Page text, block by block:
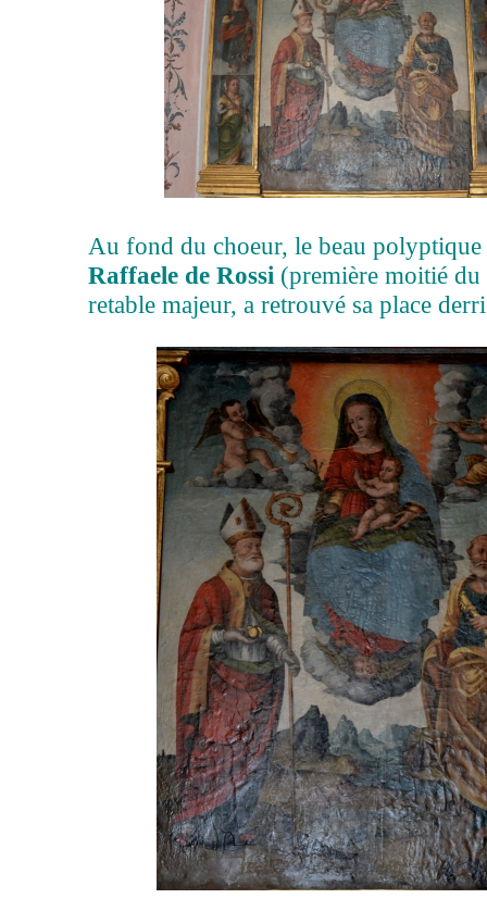
Au fond du choeur, le beau
Raffaele de Rossi (première moitié du
retable majeur, a retrouvé sa place